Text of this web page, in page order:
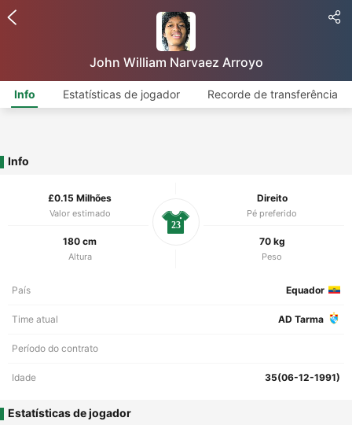
John William Narvaez Arroyo
Info Estatísticas de jogador Recorde de transferência
Info
£0.15 Milhões
Valor estimado
Direito
Pé preferido
180 cm
Altura
70 kg
Peso
23
País Equador
Time atual AD Tarma
Período do contrato
Idade 35(06-12-1991)
Estatísticas de jogador